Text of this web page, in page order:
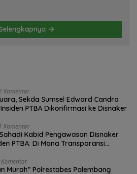
Komentar
Sekda Sumsel Edward Candra
PTBA Dikonfirmasi ke Disnaker
1 Komentar
Kabid Pengawasan Disnaker
PTBA: Di Mana Transparansi
Komentar
Murah” Polrestabes Palembang